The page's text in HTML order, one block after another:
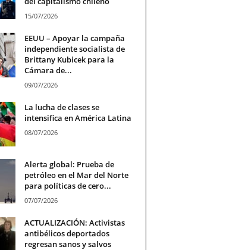
15/07/2026
EEUU – Apoyar la campaña
independiente socialista de
Brittany Kubicek para la
Cámara de...
09/07/2026
La lucha de clases se
intensifica en América Latina
08/07/2026
Alerta global: Prueba de
petróleo en el Mar del Norte
para políticas de cero...
07/07/2026
ACTUALIZACIÓN: Activistas
antibélicos deportados
regresan sanos y salvos